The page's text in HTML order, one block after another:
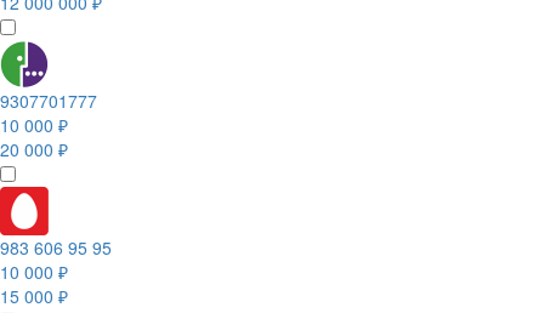
9307701777
10 000 ₽
20 000 ₽
983 606 95 95
10 000 ₽
15 000 ₽